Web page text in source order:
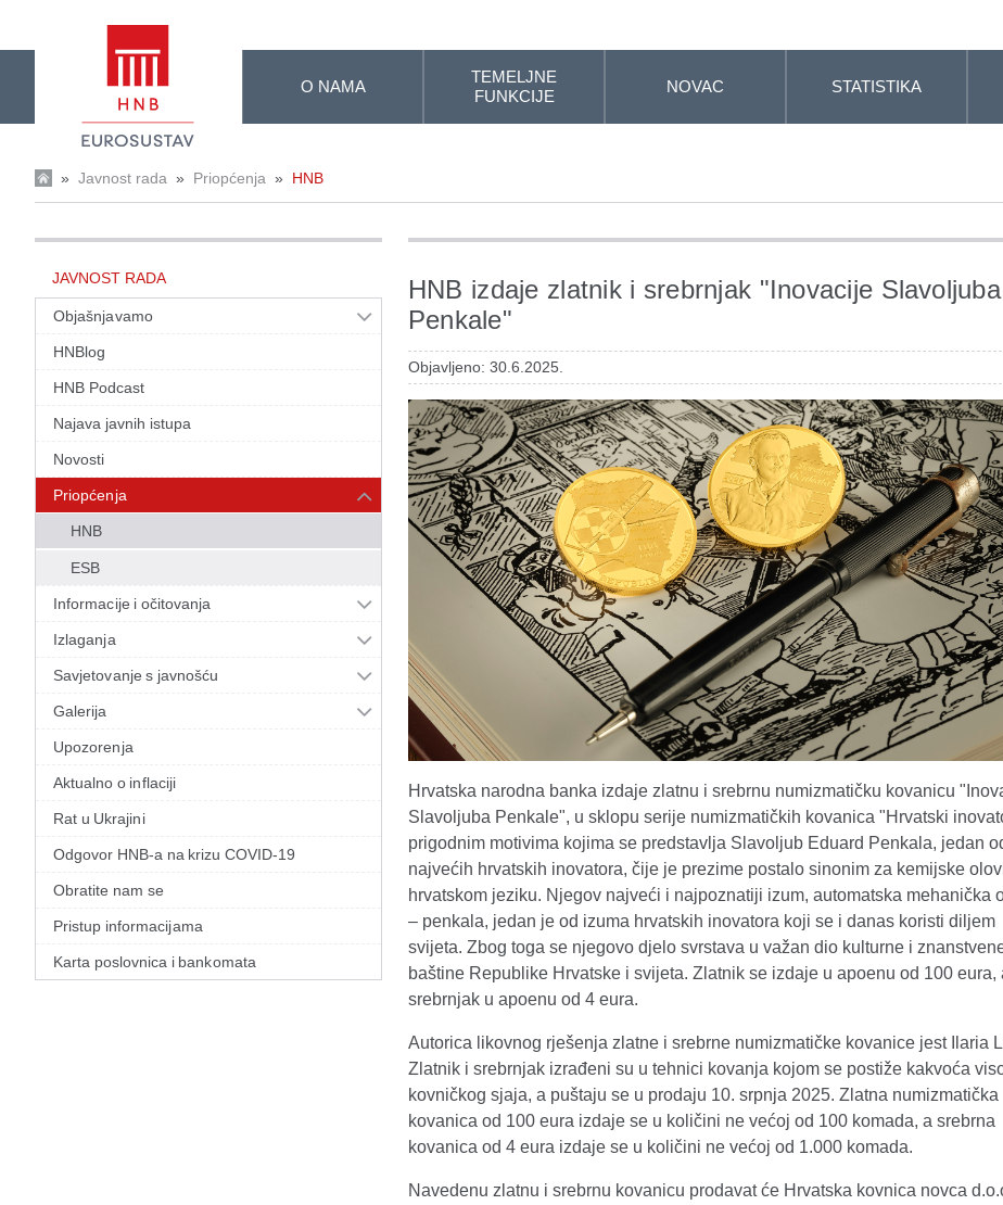
O NAMA
TEMELJNE
FUNKCIJE
NOVAC STATISTIKA
» Javnost rada » Priopćenja » HNB
JAVNOST RADA
Objašnjavamo
HNBlog
HNB Podcast
Najava javnih istupa
Novosti
Priopćenja
HNB
ESB
Informacije i očitovanja
Izlaganja
Savjetovanje s javnošću
Galerija
Upozorenja
Aktualno o inflaciji
Rat u Ukrajini
Odgovor HNB-a na krizu COVID-19
Obratite nam se
Pristup informacijama
Karta poslovnica i bankomata
HNB izdaje zlatnik i srebrnjak "Inovacije Slavoljuba
Penkale"
Objavljeno: 30.6.2025.
Hrvatska narodna banka izdaje zlatnu i srebrnu numizmatičku kovanicu
Slavoljuba Penkale", u sklopu serije numizmatičkih kovanica "Hrvatski
prigodnim motivima kojima se predstavlja Slavoljub Eduard Penkala, jedan
najvećih hrvatskih inovatora, čije je prezime postalo sinonim za kemijske
hrvatskom jeziku. Njegov najveći i najpoznatiji izum, automatska mehanička
– penkala, jedan je od izuma hrvatskih inovatora koji se i danas koristi diljem
svijeta. Zbog toga se njegovo djelo svrstava u važan dio kulturne i
baštine Republike Hrvatske i svijeta. Zlatnik se izdaje u apoenu od 100 eura,
srebrnjak u apoenu od 4 eura.
Autorica likovnog rješenja zlatne i srebrne numizmatičke kovanice jest Ilaria
Zlatnik i srebrnjak izrađeni su u tehnici kovanja kojom se postiže kakvoća
kovničkog sjaja, a puštaju se u prodaju 10. srpnja 2025. Zlatna numizmatička
kovanica od 100 eura izdaje se u količini ne većoj od 100 komada, a srebrna
kovanica od 4 eura izdaje se u količini ne većoj od 1.000 komada.
Navedenu zlatnu i srebrnu kovanicu prodavat će Hrvatska kovnica novca